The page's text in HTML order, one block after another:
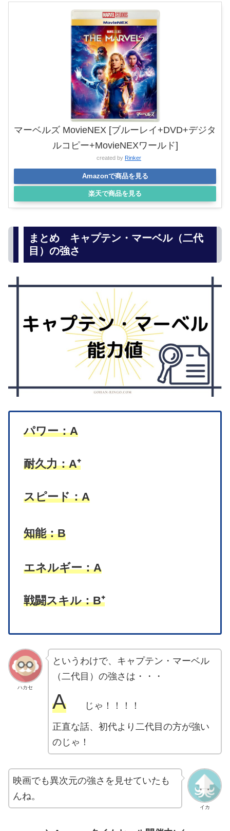
マーベルズ MovieNEX [ブルーレイ+DVD+デジタ
ルコピー+MovieNEXワールド]
created by Rinker
Amazonで商品を見る
楽天で商品を見る
まとめ キャプテン・マーベル（二代
目）の強さ
パワー：A
耐久力：A⁺
スピード：A
知能：B
エネルギー：A
戦闘スキル：B⁺
ハカセ
というわけで、キャプテン・マーベル
（二代目）の強さは・・・
Aじゃ！！！！
正直な話、初代より二代目の方が強い
のじゃ！
イカ
映画でも異次元の強さを見せていたも
んね。